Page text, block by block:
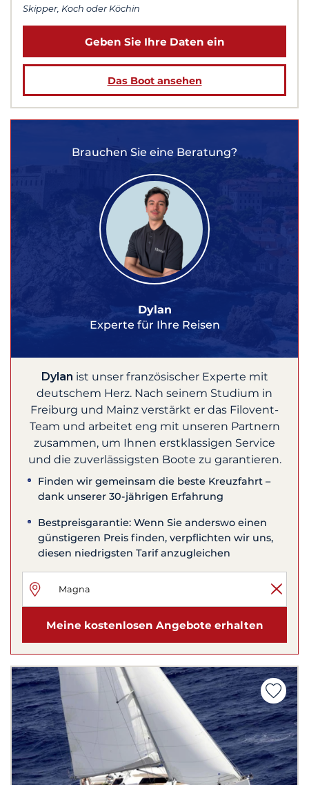
Skipper, Koch oder Köchin
Geben Sie Ihre Daten ein
Das Boot ansehen
Brauchen Sie eine Beratung?
Dylan
Experte für Ihre Reisen
Dylan ist unser französischer Experte mit
deutschem Herz. Nach seinem Studium in
Freiburg und Mainz verstärkt er das Filovent-
Team und arbeitet eng mit unseren Partnern
zusammen, um Ihnen erstklassigen Service
und die zuverlässigsten Boote zu garantieren.
Finden wir gemeinsam die beste Kreuzfahrt –
dank unserer 30-jährigen Erfahrung
Bestpreisgarantie: Wenn Sie anderswo einen
günstigeren Preis finden, verpflichten wir uns,
diesen niedrigsten Tarif anzugleichen
Meine kostenlosen Angebote erhalten